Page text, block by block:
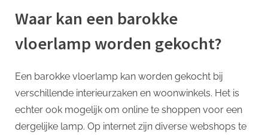
Waar kan een barokke
vloerlamp worden gekocht?
Een barokke vloerlamp kan worden gekocht bij
verschillende interieurzaken en woonwinkels. Het is
echter ook mogelijk om online te shoppen voor een
dergelijke lamp. Op internet zijn diverse webshops te